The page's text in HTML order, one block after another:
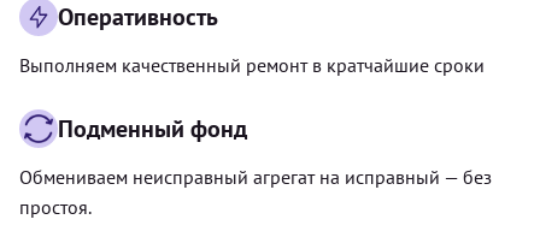
Оперативность
Выполняем качественный ремонт в кратчайшие сроки
Подменный фонд
Обмениваем неисправный агрегат на исправный — без
простоя.